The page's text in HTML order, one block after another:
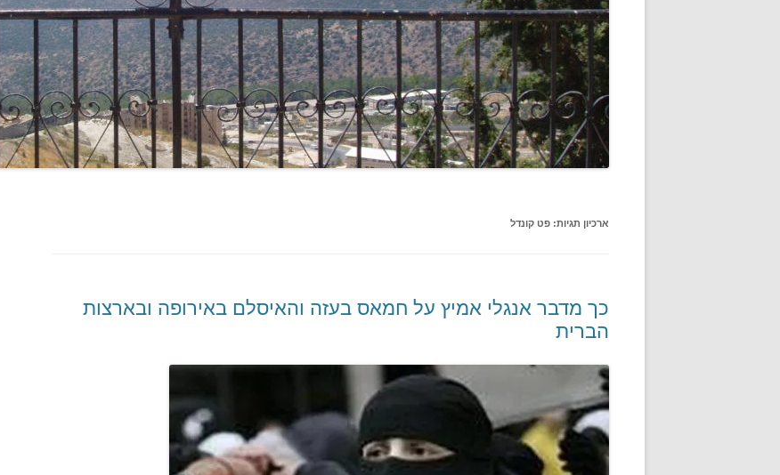
ארכיון תגיות: פט קונדל
כך מדבר אנגלי אמיץ על חמאס בעזה והאיסלם באירופה ובארצות
הברית